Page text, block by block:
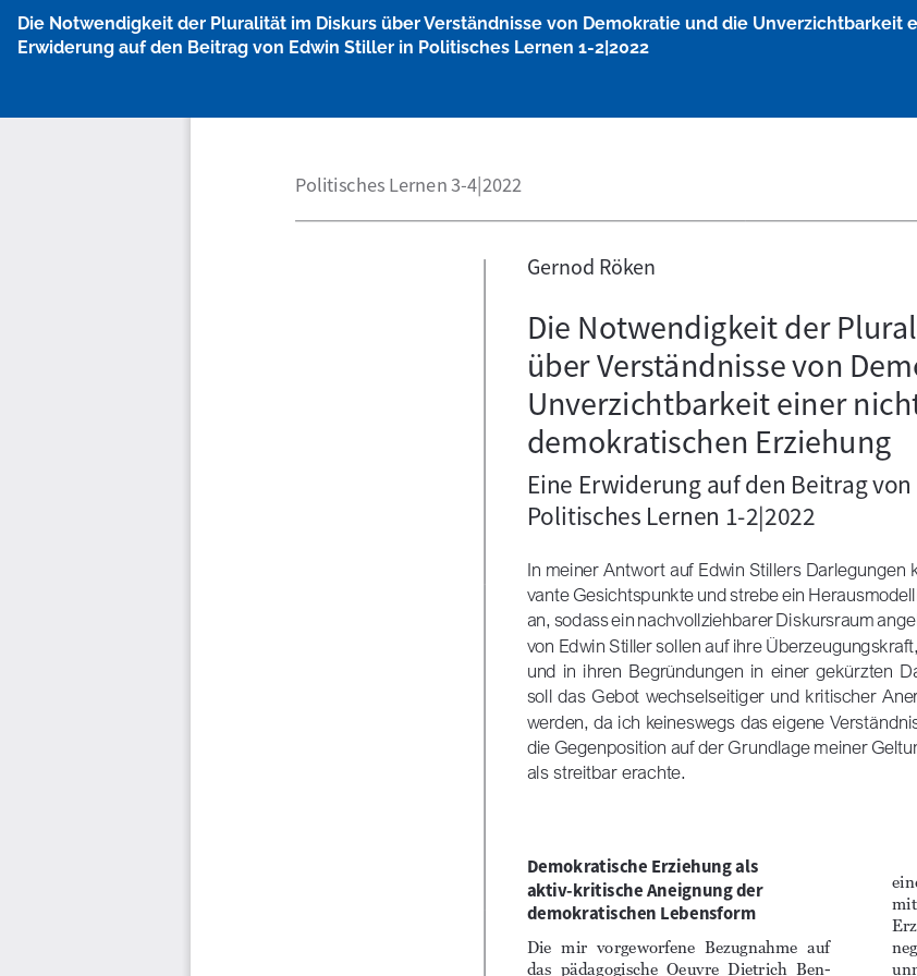
Artikeldetails
zurückkehren
Die Notwendigkeit der Pluralität im Diskurs über Verständnisse von Demokratie und die
Erwiderung auf den Beitrag von Edwin Stiller in Politisches Lernen 1-2|2022